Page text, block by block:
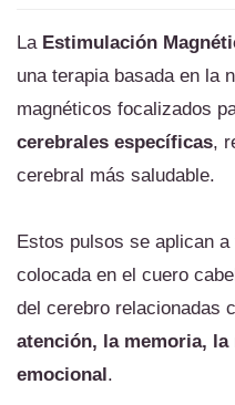
La Estimulación
una terapia basada en la
magnéticos focalizados
cerebrales específicas,
cerebral más saludable.
Estos pulsos se aplican
colocada en el cuero
del cerebro relacionadas
atención, la memoria,
emocional.